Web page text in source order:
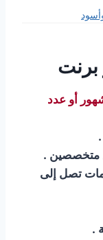
برنت
شهور أو عدد
متخصصين .
تصل إلى
.